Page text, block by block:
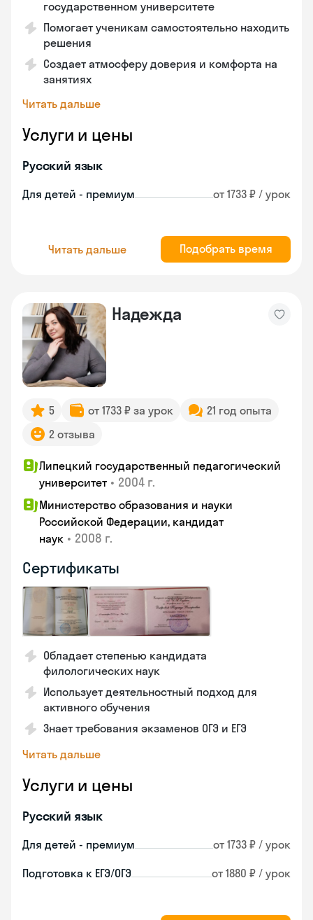
государственном университете
Помогает ученикам самостоятельно находить
решения
Создает атмосферу доверия и комфорта на
занятиях
Читать дальше
Услуги и цены
Русский язык
Для детей - премиум от 1733 ₽ / урок
Читать дальше Подобрать время
Надежда
5 от 1733 ₽ за урок
21 год опыта
2 отзыва
Липецкий государственный педагогический
университет • 2004 г.
Министерство образования и науки
Российской Федерации, кандидат
наук • 2008 г.
Сертификаты
Обладает степенью кандидата
филологических наук
Использует деятельностный подход для
активного обучения
Знает требования экзаменов ОГЭ и ЕГЭ
Читать дальше
Услуги и цены
Русский язык
Для детей - премиум от 1733 ₽ / урок
Подготовка к ЕГЭ/ОГЭ от 1880 ₽ / урок